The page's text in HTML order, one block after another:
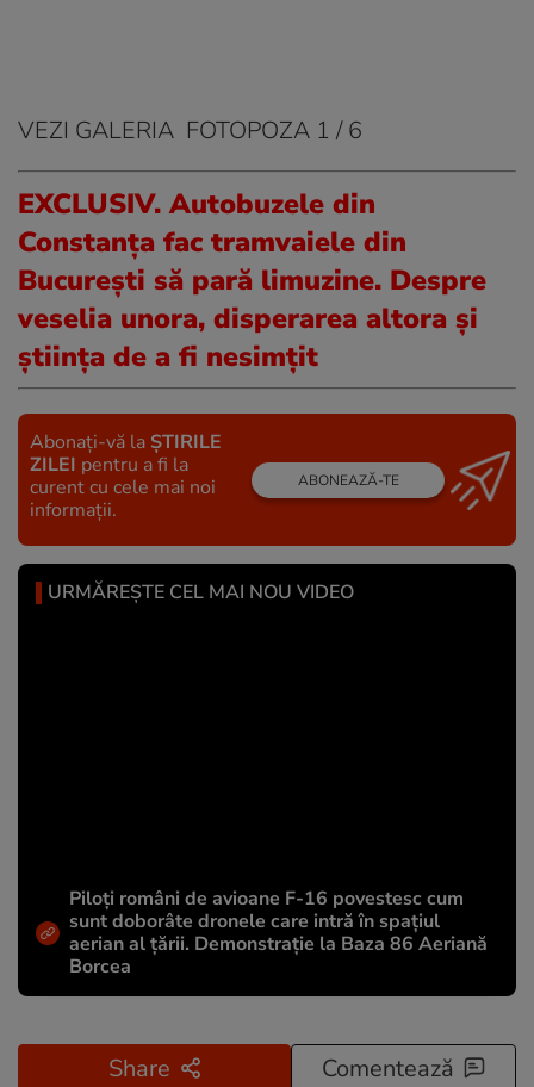
VEZI GALERIA FOTOPOZA 1 / 6
EXCLUSIV. Autobuzele din
Constanța fac tramvaiele din
București să pară limuzine. Despre
veselia unora, disperarea altora și
știința de a fi nesimțit
Abonați-vă la ȘTIRILE
ZILEI pentru a fi la
curent cu cele mai noi
informații.
ABONEAZĂ-TE
URMĂREȘTE CEL MAI NOU VIDEO
Piloți români de avioane F-16 povestesc cum
sunt doborâte dronele care intră în spațiul
aerian al țării. Demonstrație la Baza 86 Aeriană
Borcea
Share Comentează